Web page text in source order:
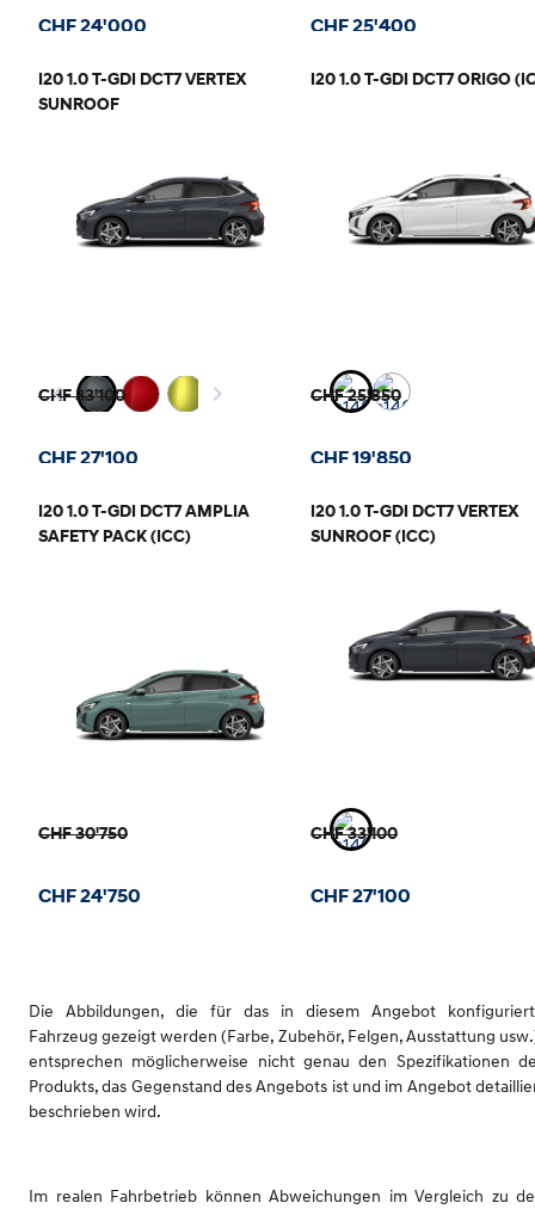
CHF 24'000 CHF 25'400
I20 1.0 T-GDI DCT7 VERTEX
SUNROOF
CHF 33'100
CHF 27'100
I20 1.0 T-GDI DCT7 ORIGO
CHF 25'850
CHF 19'850
I20 1.0 T-GDI DCT7 AMPLIA
SAFETY PACK (ICC)
CHF 30'750
CHF 24'750
I20 1.0 T-GDI DCT7 VERTEX
SUNROOF (ICC)
CHF 33'100
CHF 27'100
Die Abbildungen, die für das in diesem Angebot
Fahrzeug gezeigt werden (Farbe, Zubehör, Felgen, Ausstattung
entsprechen möglicherweise nicht genau den Spezifikationen
Produkts, das Gegenstand des Angebots ist und im Angebot
beschrieben wird.
Im realen Fahrbetrieb können Abweichungen im Vergleich zu